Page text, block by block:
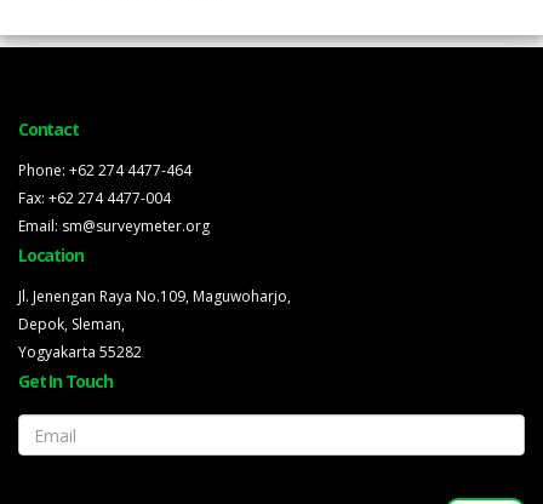
Contact
Phone: +62 274 4477-464
Fax: +62 274 4477-004
Email: sm@surveymeter.org
Location
Jl. Jenengan Raya No.109, Maguwoharjo,
Depok, Sleman,
Yogyakarta 55282
Get In Touch
Email